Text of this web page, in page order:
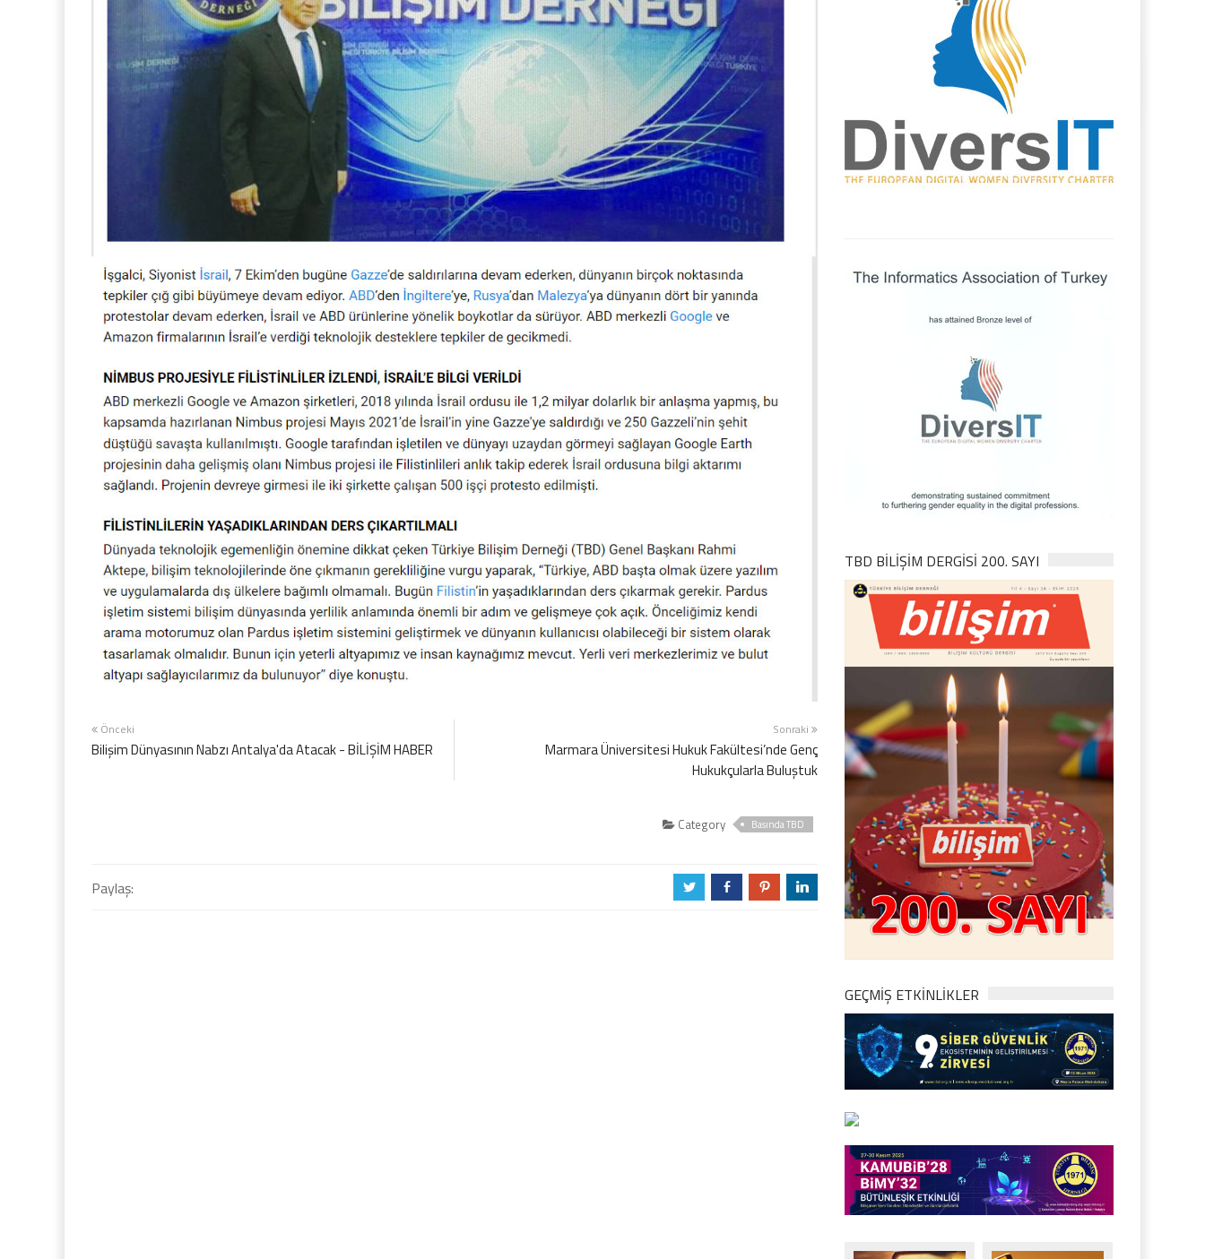
Önceki
Bilişim Dünyasının Nabzı Antalya'da Atacak - BİLİŞİM HABER
Sonraki
Marmara Üniversitesi Hukuk Fakültesi’nde Genç
Hukukçularla Buluştuk
Category Basında TBD
Paylaş: a b d j
TBD BILIŞIM DERGISI 200. SAYI
GEÇMİŞ ETKİNLİKLER